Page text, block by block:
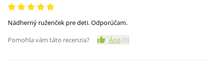
Nádherný ruženček pre deti. Odporúčam.
Pomohla vám táto recenzia?
Áno (0)